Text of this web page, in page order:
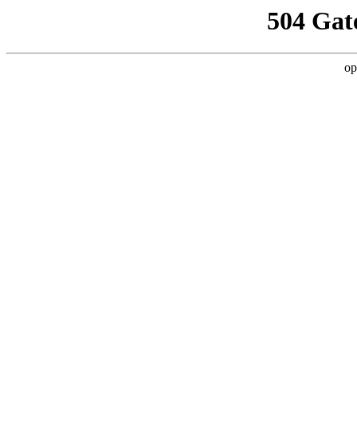
504